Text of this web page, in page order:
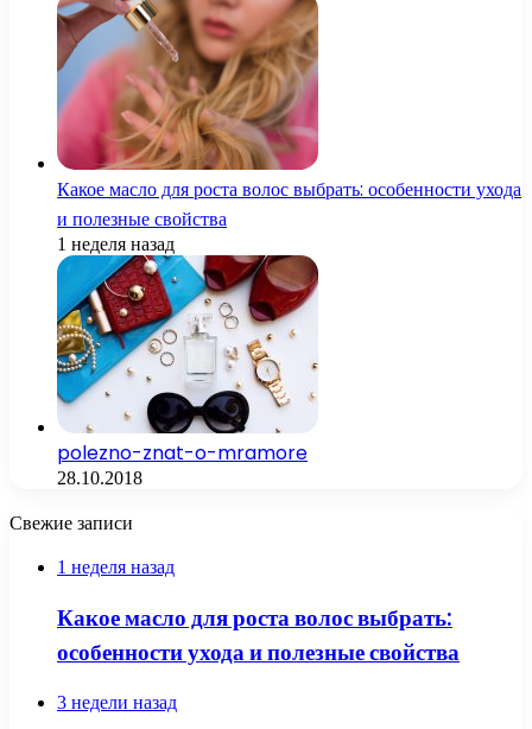
Какое масло для роста волос выбрать: особенности ухода
и полезные свойства
1 неделя назад
polezno-znat-o-mramore
28.10.2018
Свежие записи
1 неделя назад
Какое масло для роста волос выбрать:
особенности ухода и полезные свойства
3 недели назад